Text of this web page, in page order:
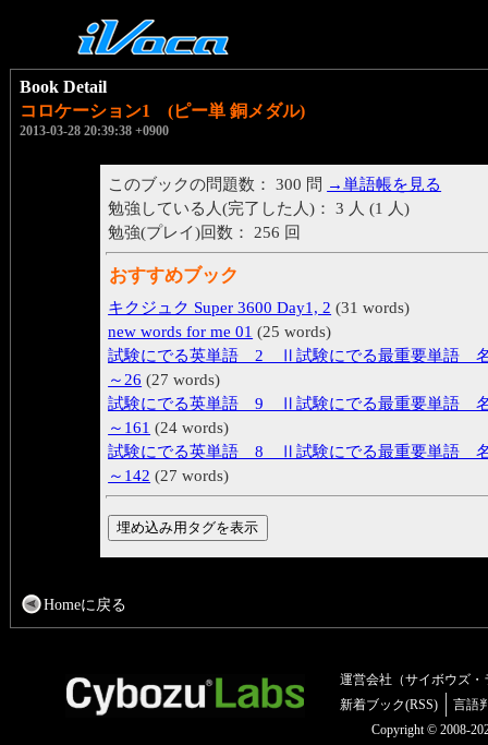
Book Detail
コロケーション1 (ピー単 銅メダル)
2013-03-28 20:39:38 +0900
このブックの問題数： 300 問 →単語帳を見る
勉強している人(完了した人)： 3 人 (1 人)
勉強(プレイ)回数： 256 回
おすすめブック
キクジュク Super 3600 Day1, 2 (31 words)
new words for me 01 (25 words)
試験にでる英単語 2 Ⅱ試験にでる最重要単語
～26 (27 words)
試験にでる英単語 9 Ⅱ試験にでる最重要単語
～161 (24 words)
試験にでる英単語 8 Ⅱ試験にでる最重要単語
～142 (27 words)
Homeに戻る
運営会社（サイボウズ・
新着ブック(RSS)
言語
Copyright © 2008-